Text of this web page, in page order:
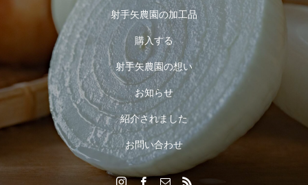
射手矢農園の加工品
購入する
射手矢農園の想い
お知らせ
紹介されました
お問い合わせ